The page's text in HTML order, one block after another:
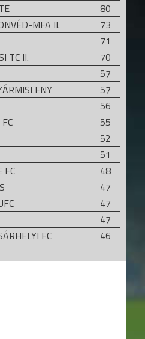
80
MFA II.
73
71
TC II.
70
57
57
56
55
52
51
FC
48
47
47
47
FC
46